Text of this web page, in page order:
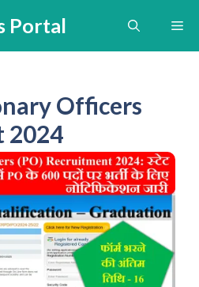
Portal
Officers
2024